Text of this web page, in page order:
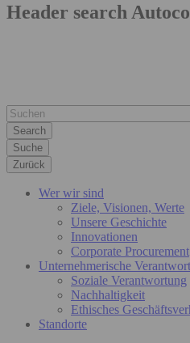
Header search
Suche
Zurück
Wer wir sind
Ziele, Visionen, Werte
Unsere Geschichte
Innovationen
Corporate Procurement
Unternehmerische
Soziale Verantwortung
Nachhaltigkeit
Ethisches
Standorte